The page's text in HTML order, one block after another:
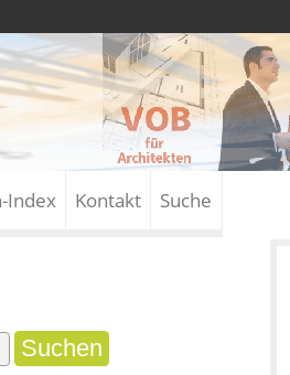
Index Kontakt Suche